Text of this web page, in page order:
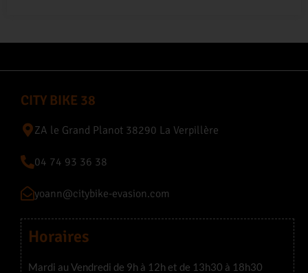
CITY BIKE 38
ZA le Grand Planot 38290 La Verpillère
04 74 93 36 38
yoann@citybike-evasion.com
Horaires
Mardi au Vendredi de 9h à 12h et de 13h30 à 18h30